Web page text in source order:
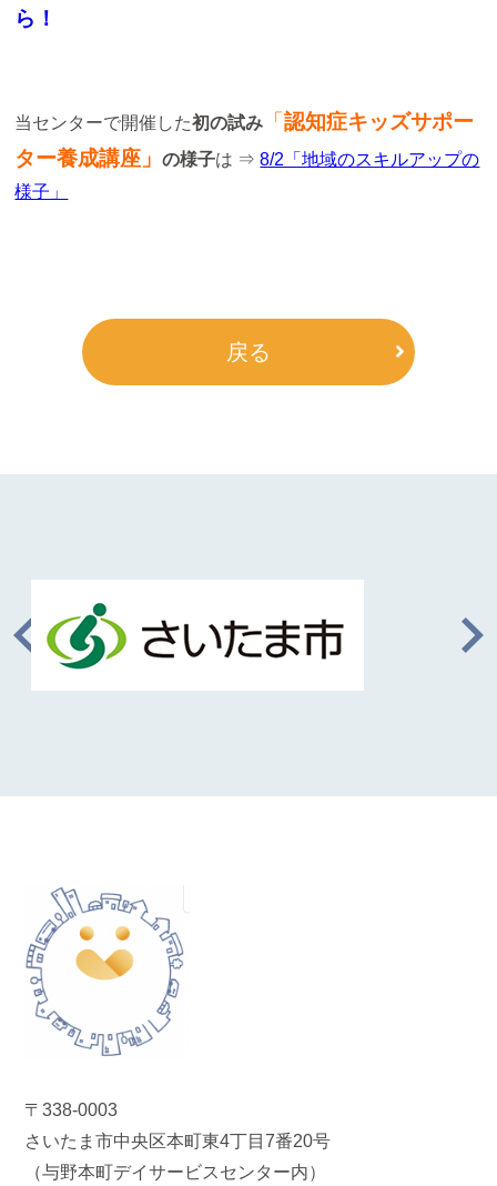
ら！
当センターで開催した初の試み 「認知症キッズサポー
ター養成講座」の様子は ⇒8/2「地域のスキルアップの
様子」
戻る
〒338-0003
さいたま市中央区本町東4丁目7番20号
（与野本町デイサービスセンター内）